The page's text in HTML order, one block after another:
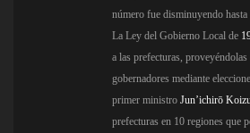
número fue disminuyendo
La Ley del Gobierno Local de
a las prefecturas,
gobernadores mediante
primer ministro Jun’ichirō
prefecturas en 10 regiones que